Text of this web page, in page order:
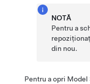
NOTĂ
Pentru a
din nou.
Pentru a opri Model